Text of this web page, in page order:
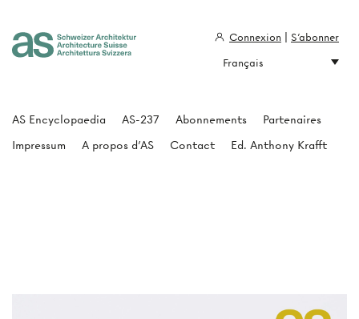
AS Encyclopaedia AS-237 Abonnements
Partenaires
Impressum
A propos d'AS Contact Ed. Anthony Krafft
Connexion
S'abonner
Français